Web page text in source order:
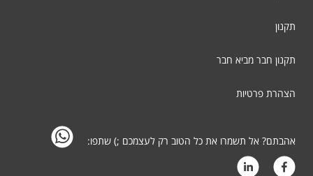
תקנון
תקנון חבר מביא חבר
הצהרת פרטיות
אהבתם? אל תשמרו את כל הטוב רק לעצמכם ;) שתפו: